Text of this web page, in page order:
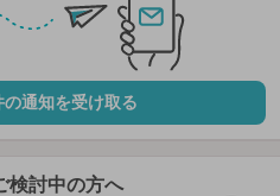
の通知を受け取る
検討中の方へ